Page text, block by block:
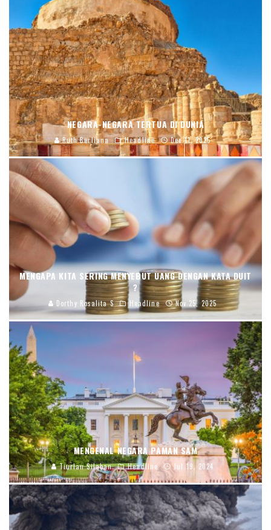
NEGARA-NEGARA TERTUA DI DUNIA
Ruth Berliana Headline Dec 11, 2025
MENGAPA KITA SERING MENYEBUT UANG DENGAN KATA DUIT
?
Dorthy Rosalita S Headline Nov 25, 2025
MENGENAL NEGARA PAMAN SAM
Tiurlan Silaban Headline Jul 19, 2024